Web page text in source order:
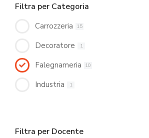
Filtra per Categoria
Carrozzeria 15
Decoratore 1
Falegnameria 10
Industria 1
Filtra per Docente